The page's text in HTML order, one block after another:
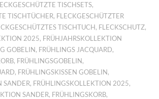
TISCHSETS,
TISCHTÜCHER, FLECKGESCHÜTZTER
TISCHTUCH , FLECKSCHUTZ,
2025, FRÜHJAHRSKOLLEKTION
GOBELIN , FRÜHLINGS JACQUARD,
, FRÜHLINGSGOBELIN ,
, FRÜHLINGSKISSEN GOBELIN ,
SANDER, FRÜHLINGSKOLLEKTION 2025,
SANDER, FRÜHLINGSKORB,